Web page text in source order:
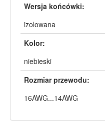
Wersja końcówki:
izolowana
Kolor:
niebieski
Rozmiar przewodu:
16AWG...14AWG